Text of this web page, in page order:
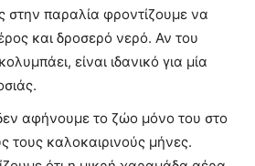
στην παραλία φροντίζουμε να
και δροσερό νερό. Αν του
είναι ιδανικό για μία
αφήνουμε το ζώο μόνο του στο
τους καλοκαιρινούς μήνες.